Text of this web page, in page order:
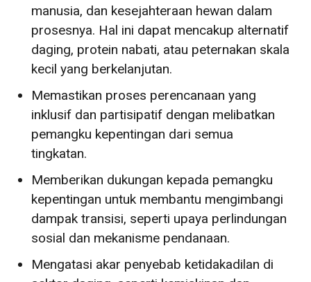
manusia, dan kesejahteraan hewan dalam
prosesnya. Hal ini dapat mencakup alternatif
daging, protein nabati, atau peternakan skala
kecil yang berkelanjutan.
Memastikan proses perencanaan yang
inklusif dan partisipatif dengan melibatkan
pemangku kepentingan dari semua
tingkatan.
Memberikan dukungan kepada pemangku
kepentingan untuk membantu mengimbangi
dampak transisi, seperti upaya perlindungan
sosial dan mekanisme pendanaan.
Mengatasi akar penyebab ketidakadilan di